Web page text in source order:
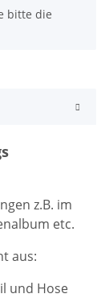
bitte die
z.B. im
etc.
aus:
und Hose